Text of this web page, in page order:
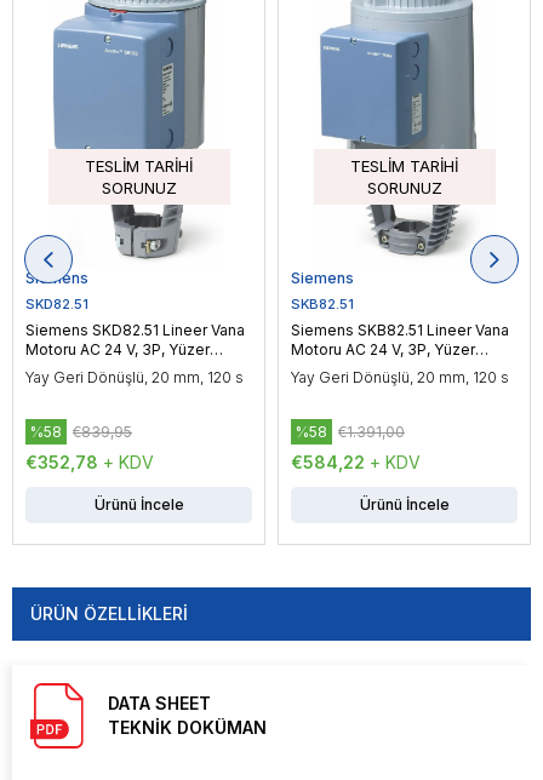
TESLIM TARIHI
SORUNUZ
Siemens
SKD82.51
Siemens SKD82.51 Lineer Vana
Motoru AC 24 V, 3P, Yüzer
Kontrol, 1000 N
Yay Geri Dönüşlü, 20 mm, 120 s
€352,78 + KDV
%58 €839,95
Ürünü İncele
TESLIM TARIHI
SORUNUZ
Siemens
SKB82.51
Siemens SKB82.51 Lineer Vana
Motoru AC 24 V, 3P, Yüzer
Kontrol, 2800 N
Yay Geri Dönüşlü, 20 mm, 120 s
€584,22 + KDV
%58 €1.391,00
Ürünü İncele
ÜRÜN ÖZELLIKLERI
DATA SHEET
TEKNİK DOKÜMAN